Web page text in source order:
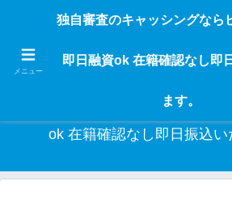
独自審査のフリーローンならビスタなら24時間
な入用があっても安心！融資率97％！仕事をして
日返済の１ヶ月融資で借りられ
独自審査のキャッシングならビ
ok 在籍確認なし即日振込い
メニュー
独自審査のキャッシングなら
即日融資ok 在籍確認なし即
ます。